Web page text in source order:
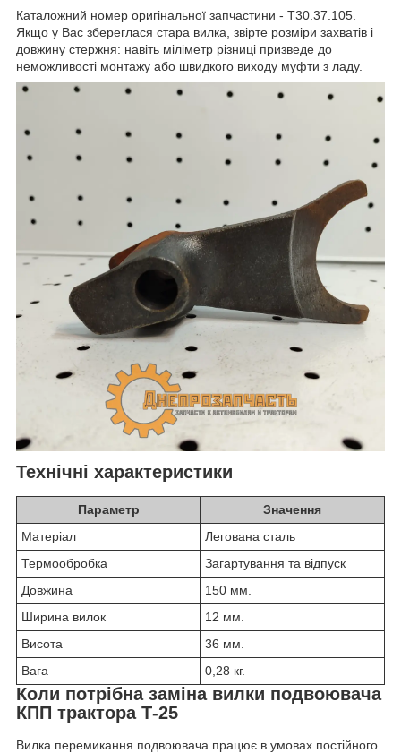
Каталожний номер оригінальної запчастини - Т30.37.105.
Якщо у Вас збереглася стара вилка, звірте розміри захватів і
довжину стержня: навіть міліметр різниці призведе до
неможливості монтажу або швидкого виходу муфти з ладу.
Технічні характеристики
Параметр
Значення
Матеріал
Легована сталь
Термообробка
Загартування та відпуск
Довжина
150 мм.
Ширина вилок
12 мм.
Висота
36 мм.
Вага
0,28 кг.
Коли потрібна заміна вилки подвоювача
КПП трактора Т-25
Вилка перемикання подвоювача працює в умовах постійного